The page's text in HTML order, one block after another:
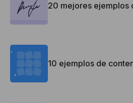
20 mejores ejemplos
10 ejemplos de